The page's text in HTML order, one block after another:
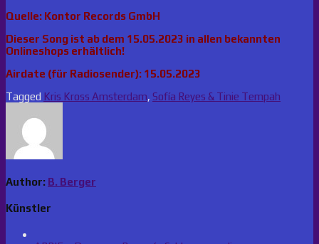
Quelle: Kontor Records GmbH
Dieser Song ist ab dem 15.05.2023 in allen bekannten
Onlineshops erhältlich!
Airdate (für Radiosender): 15.05.2023
Tagged Kris Kross Amsterdam, Sofía Reyes & Tinie Tempah
Author: B. Berger
Künstler